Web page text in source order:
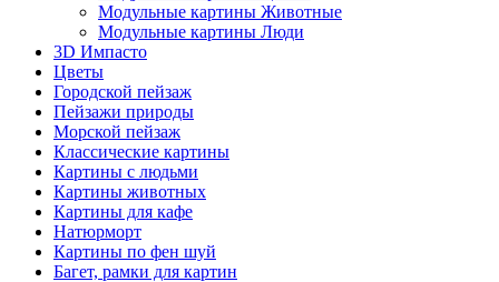
Модульные картины Животные
Модульные картины Люди
3D Импасто
Цветы
Городской пейзаж
Пейзажи природы
Морской пейзаж
Классические картины
Картины с людьми
Картины животных
Картины для кафе
Натюрморт
Картины по фен шуй
Багет, рамки для картин